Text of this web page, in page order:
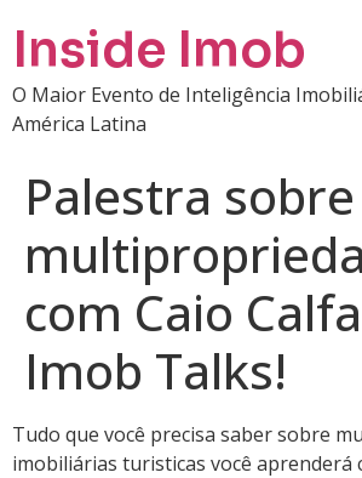
Inside Imob
O Maior Evento de Inteligência
América Latina
Palestra sobre
com Caio
Imob Talks!
Tudo que você precisa saber sobre
imobiliárias turisticas você aprenderá